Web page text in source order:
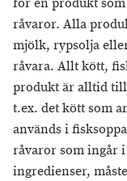
för en produkt
råvaror. Alla
mjölk, rypsolja
råvara. Allt kött,
produkt är alltid till
t.ex. det kött som
används i
råvaror som ingår
ingredienser,